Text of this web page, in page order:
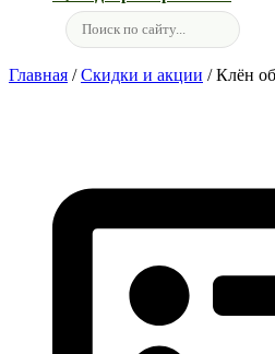
Главная /Скидки и акции / Клён